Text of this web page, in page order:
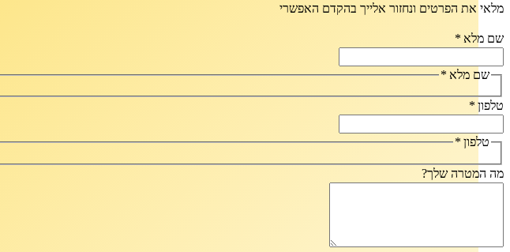
מלאי את הפרטים ונחזור אלייך בהקדם האפשרי
שם מלא *
שם מלא *
טלפון *
טלפון *
מה המטרה שלך?